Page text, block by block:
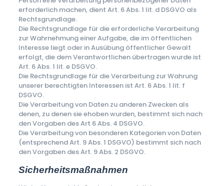
erforderlich machen, dient Art. 6 Abs. 1 lit. d DSGVO als
Rechtsgrundlage.
Die Rechtsgrundlage für die erforderliche Verarbeitung
zur Wahrnehmung einer Aufgabe, die im öffentlichen
Interesse liegt oder in Ausübung öffentlicher Gewalt
erfolgt, die dem Verantwortlichen übertragen wurde ist
Art. 6 Abs. 1 lit. e DSGVO.
Die Rechtsgrundlage für die Verarbeitung zur Wahrung
unserer berechtigten Interessen ist Art. 6 Abs. 1 lit. f
DSGVO.
Die Verarbeitung von Daten zu anderen Zwecken als
denen, zu denen sie ehoben wurden, bestimmt sich nach
den Vorgaben des Art 6 Abs. 4 DSGVO.
Die Verarbeitung von besonderen Kategorien von Daten
(entsprechend Art. 9 Abs. 1 DSGVO) bestimmt sich nach
den Vorgaben des Art. 9 Abs. 2 DSGVO.
Sicherheitsmaßnahmen